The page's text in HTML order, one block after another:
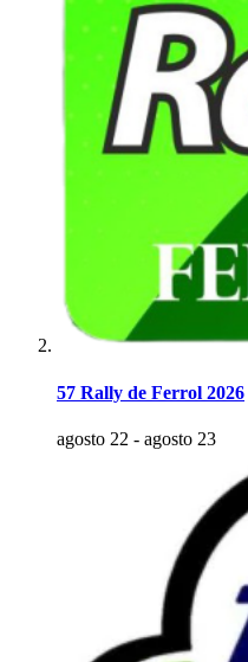
57 Rally de Ferrol 2026
agosto 22 - agosto 23